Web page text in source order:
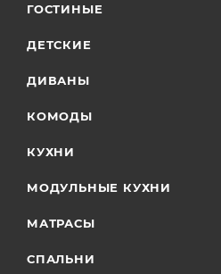
ГОСТИНЫЕ
ДЕТСКИЕ
ДИВАНЫ
КОМОДЫ
КУХНИ
МОДУЛЬНЫЕ КУХНИ
МАТРАСЫ
СПАЛЬНИ